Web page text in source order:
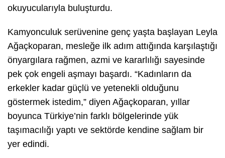
okuyucularıyla buluşturdu.
Kamyonculuk serüvenine genç yaşta başlayan Leyla
Ağaçkoparan, mesleğe ilk adım attığında karşılaştığı
önyargılara rağmen, azmi ve kararlılığı sayesinde
pek çok engeli aşmayı başardı. “Kadınların da
erkekler kadar güçlü ve yetenekli olduğunu
göstermek istedim,” diyen Ağaçkoparan, yıllar
boyunca Türkiye’nin farklı bölgelerinde yük
taşımacılığı yaptı ve sektörde kendine sağlam bir
yer edindi.